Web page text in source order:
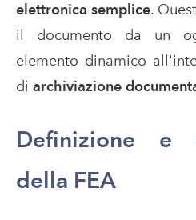
elettronica semplice.
il documento da un
elemento dinamico
di archiviazione
Definizione e
della FEA